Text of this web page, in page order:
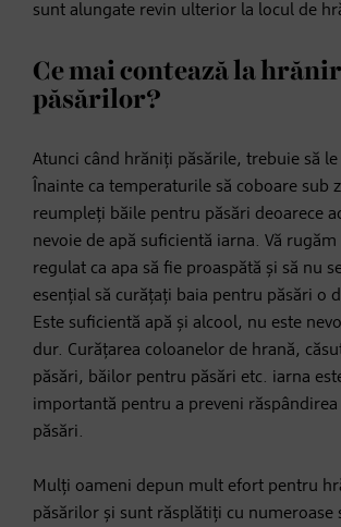
sunt alungate revin ulterior la locul de
Ce mai contează la
păsărilor?
Atunci când hrăniți păsările, trebuie să
Înainte ca temperaturile să coboare sub
reumpleți băile pentru păsări deoarece
nevoie de apă suficientă iarna. Vă rugăm
regulat ca apa să fie proaspătă și să nu
esențial să curățați baia pentru păsări o
Este suficientă apă și alcool, nu este
dur. Curățarea coloanelor de hrană,
păsări, băilor pentru păsări etc. iarna
importantă pentru a preveni
păsări.
Mulți oameni depun mult efort pentru
păsărilor și sunt răsplătiți cu numeroase